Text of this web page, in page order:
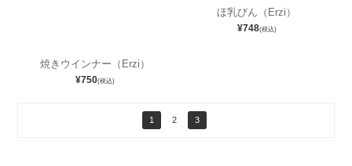
焼きウインナー（Erzi）
¥750(税込)
ほ乳びん（Erzi）
¥748(税込)
1 2 3